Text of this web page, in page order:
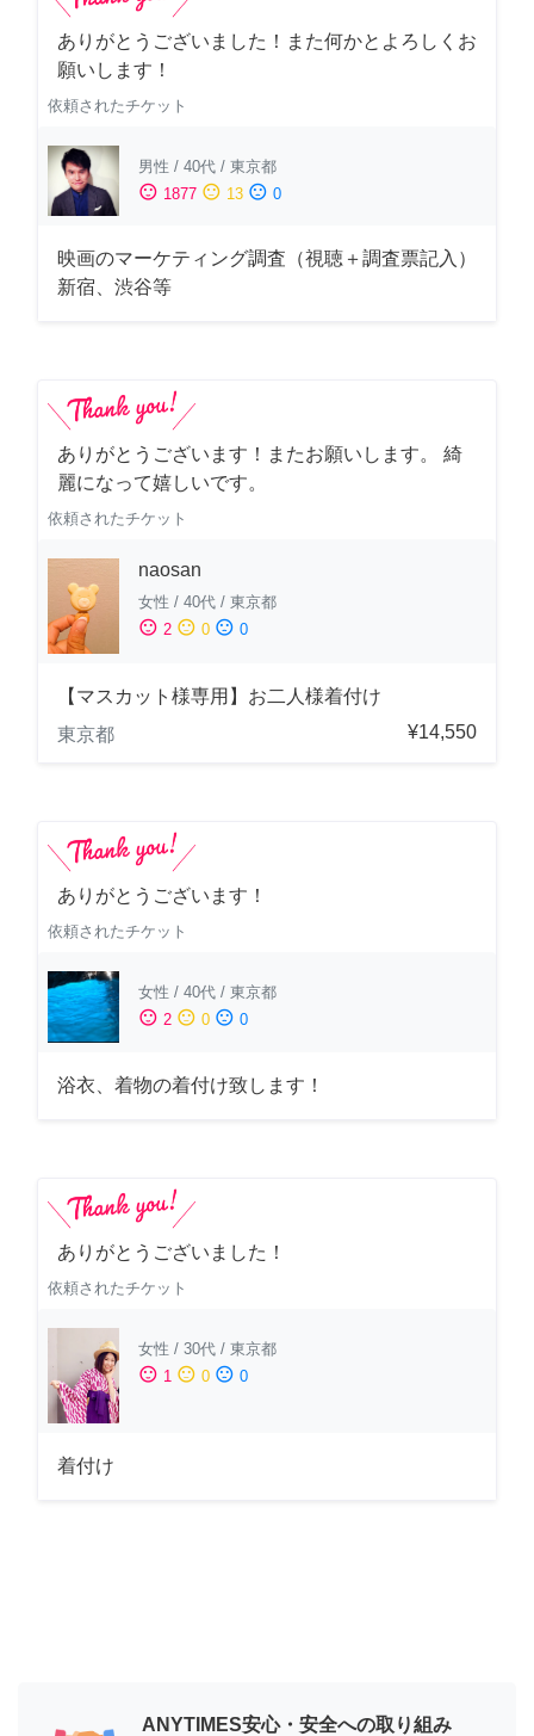
ありがとうございました！また何かとよろしくお
願いします！
依頼されたチケット
男性 / 40代 / 東京都
sentiment_satisfied 1877 sentiment_neutral 13 sentiment_dissatisfied 0
映画のマーケティング調査（視聴＋調査票記入）
新宿、渋谷等
ありがとうございます！またお願いします。 綺
麗になって嬉しいです。
依頼されたチケット
naosan
女性 / 40代 / 東京都
sentiment_satisfied 2 sentiment_neutral 0 sentiment_dissatisfied 0
【マスカット様専用】お二人様着付け
東京都
¥14,550
ありがとうございます！
依頼されたチケット
女性 / 40代 / 東京都
sentiment_satisfied 2 sentiment_neutral 0 sentiment_dissatisfied 0
浴衣、着物の着付け致します！
ありがとうございました！
依頼されたチケット
女性 / 30代 / 東京都
sentiment_satisfied 1 sentiment_neutral 0 sentiment_dissatisfied 0
着付け
ANYTIMES安心・安全への取り組み